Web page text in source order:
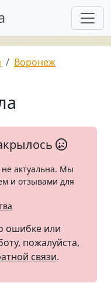
Воронеж
актуальна. Мы
и отзывами для
ошибке или
пожалуйста,
связи.